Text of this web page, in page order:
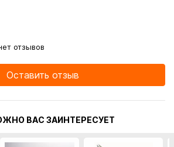
отзывов
Оставить отзыв
ВАС ЗАИНТЕРЕСУЕТ